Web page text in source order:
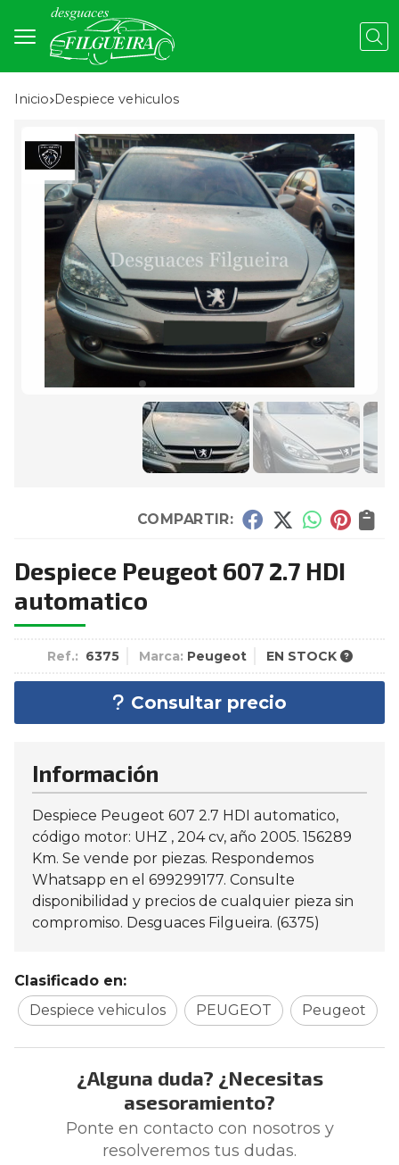
Inicio despiece vehiculos
COMPARTIR:
Despiece Peugeot 607 2.7 HDI
automatico
Ref.: 6375 Marca: Peugeot EN STOCK
Consultar precio
Información
Despiece Peugeot 607 2.7 HDI automatico,
código motor: UHZ , 204 cv, año 2005. 156289
Km. Se vende por piezas. Respondemos
Whatsapp en el 699299177. Consulte
disponibilidad y precios de cualquier pieza sin
compromiso. Desguaces Filgueira. (6375)
Clasificado en:
Despiece vehiculos
PEUGEOT Peugeot
¿Alguna duda? ¿Necesitas
asesoramiento?
Ponte en contacto con nosotros y
resolveremos tus dudas.